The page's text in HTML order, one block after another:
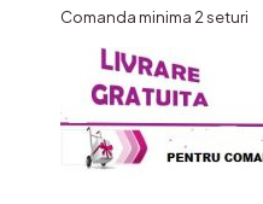
Comanda minima 2 seturi